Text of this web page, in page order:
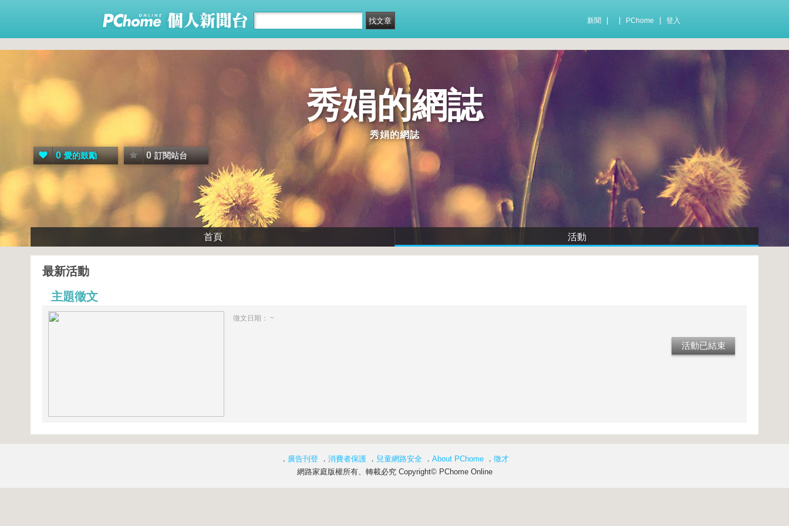
新聞 PChome 登入
秀娟的網誌
秀娟的網誌
0 愛的鼓勵 0 訂閱站台
首頁 活動
最新活動
主題徵文
徵文日期： ~
活動已結束
． 廣告刊登 ． 消費者保護 ． 兒童網路安全 ． About PChome ． 徵才
網路家庭版權所有、轉載必究 Copyright© PChome Online